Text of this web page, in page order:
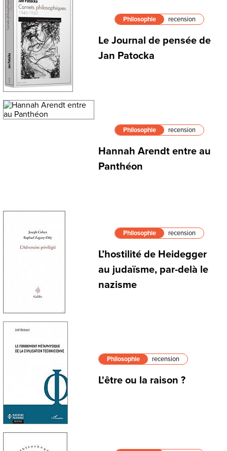
Philosophie recension
Le Journal de pensée de
Jan Patocka
Philosophie recension
Hannah Arendt entre au
Panthéon
Philosophie recension
L’hostilité de Heidegger
au judaïsme, par-delà le
nazisme
Philosophie recension
L'être ou la raison ?